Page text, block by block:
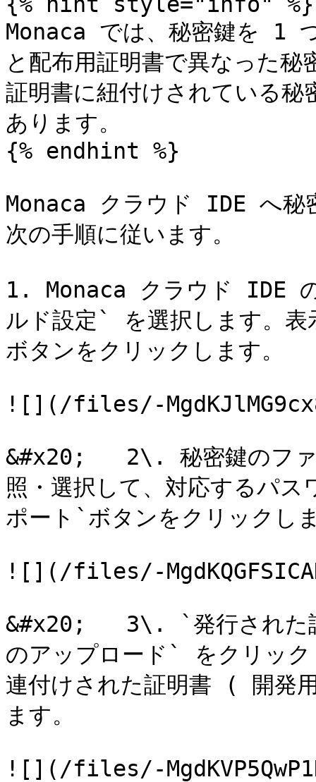
Monaca では、秘密鍵を 1
と配布用証明書で異なった
証明書に紐付けされている秘
あります。
{% endhint %}
Monaca クラウド IDE へ秘
次の手順に従います。
1. Monaca クラウド IDE
ルド設定` を選択します。
ボタンをクリックします。
![](/files/-
&#x20;   2\. 秘密鍵のフ
照・選択して、対応するパ
ポート`ボタンをクリックし
![](/files/-
&#x20;   3\. `発行された
のアップロード` をクリック
連付けされた証明書 ( 開発
ます。
![](/files/-